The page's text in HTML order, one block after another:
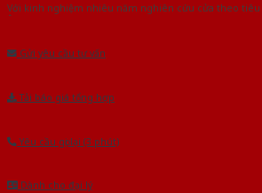
Với kinh nghiệm nhiêu năm nghiên cứu cửa theo tiêu
Gửi yêu cầu tư vấn
Tải báo giá tổng hợp
Yêu cầu gọi lại (3 phút)
Dành cho đại lý